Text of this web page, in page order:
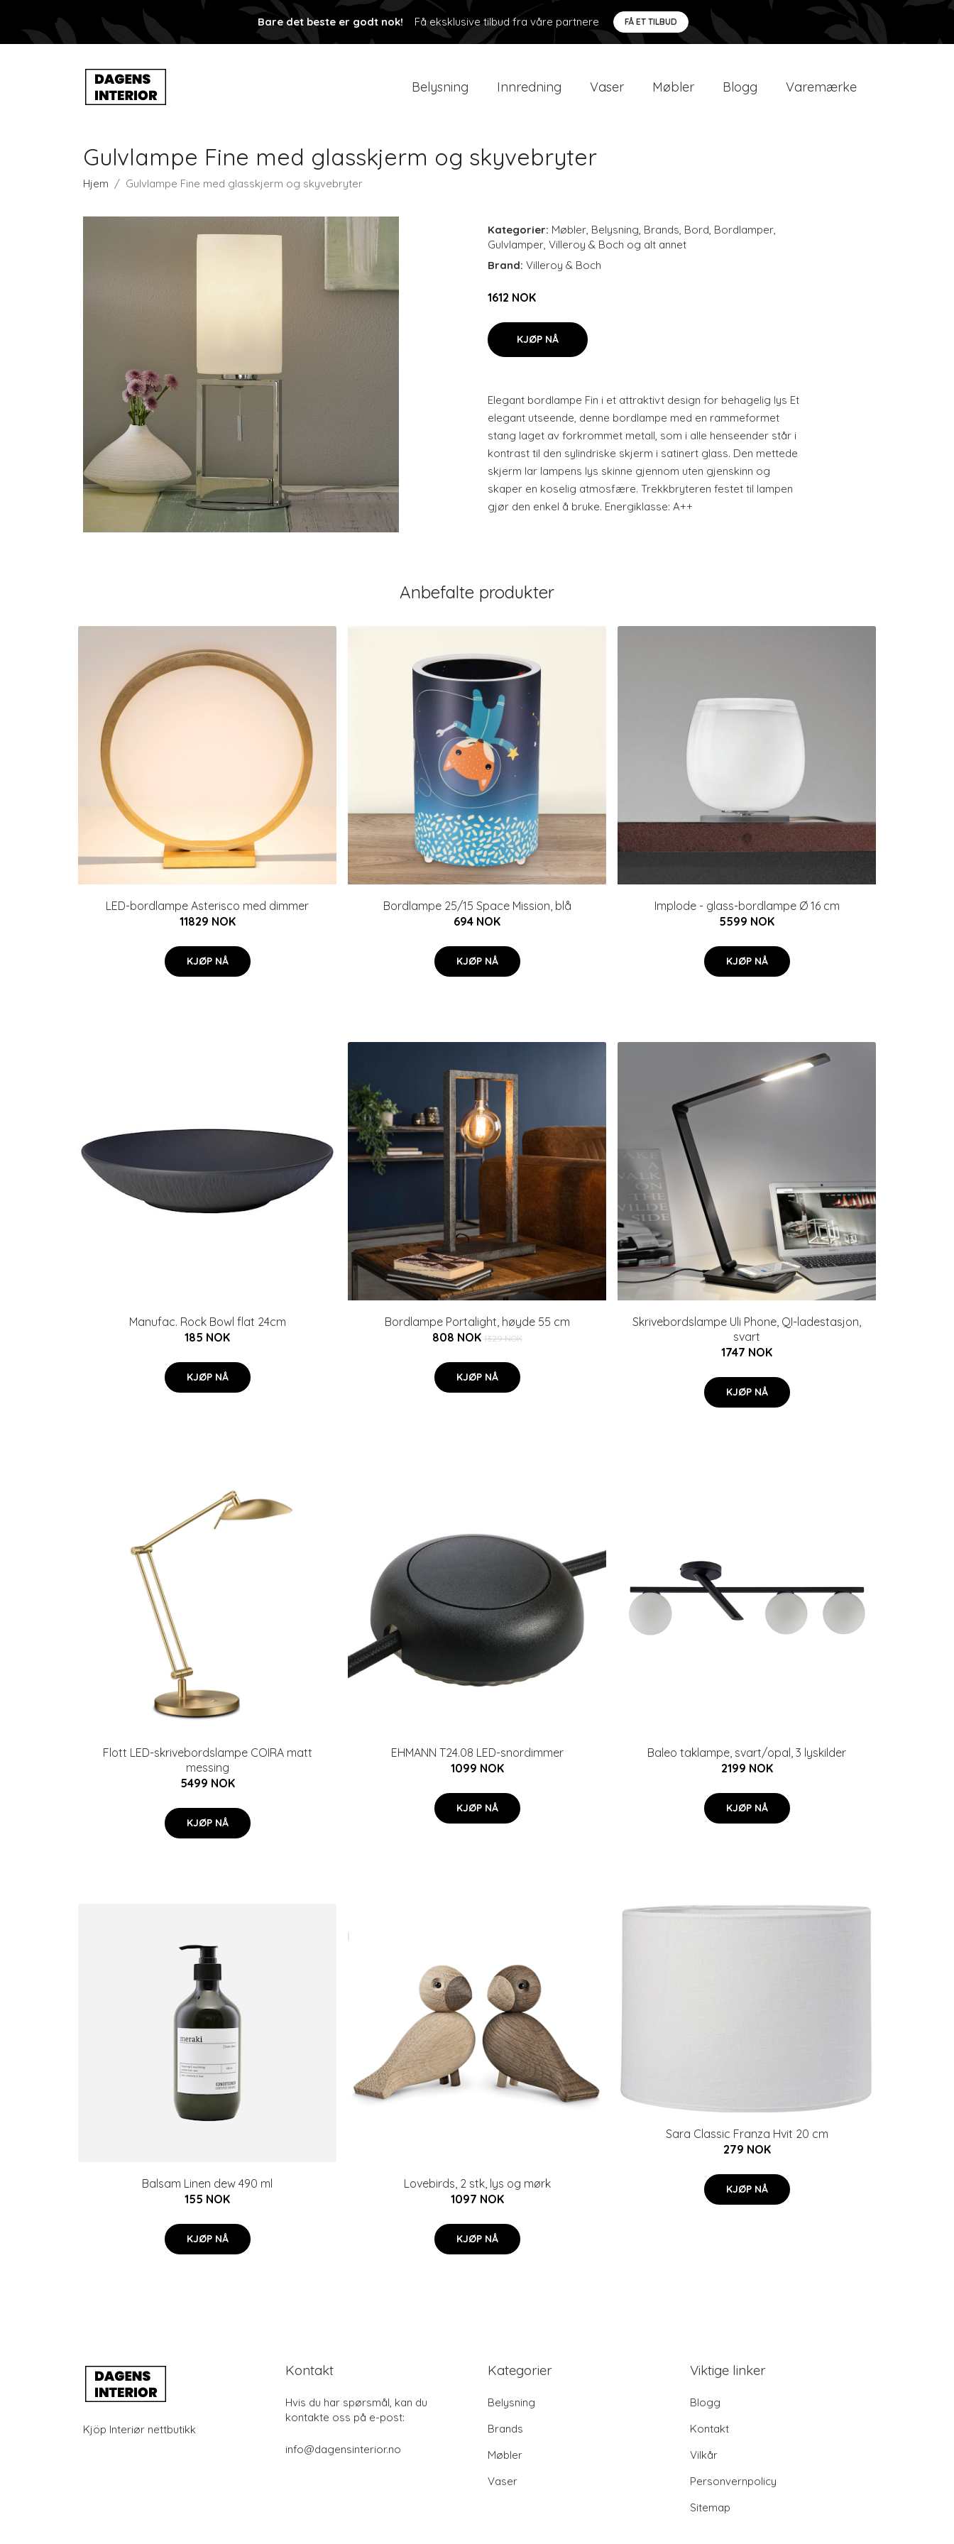
Bare det beste er godt nok! Få eksklusive tilbud fra våre partnere FÅ ET TILBUD
Belysning Innredning Vaser Møbler Blogg Varemærke
Gulvlampe Fine med glasskjerm og skyvebryter
Hjem Gulvlampe Fine med glasskjerm og skyvebryter
Kategorier: Møbler, Belysning, Brands, Bord, Bordlamper,
Gulvlamper, Villeroy & Boch og alt annet
Brand: Villeroy & Boch
1612 NOK
KJØP NÅ
Elegant bordlampe Fin i et attraktivt design for behagelig lys Et
elegant utseende, denne bordlampe med en rammeformet
stang laget av forkrommet metall, som i alle henseender står i
kontrast til den sylindriske skjerm i satinert glass. Den mettede
skjerm lar lampens lys skinne gjennom uten gjenskinn og
skaper en koselig atmosfære. Trekkbryteren festet til lampen
gjør den enkel å bruke. Energiklasse: A++
Anbefalte produkter
LED-bordlampe Asterisco med dimmer
11829 NOK
KJØP NÅ
Bordlampe 25/15 Space Mission, blå
694 NOK
KJØP NÅ
Implode - glass-bordlampe Ø 16 cm
5599 NOK
KJØP NÅ
Manufac. Rock Bowl flat 24cm
185 NOK
KJØP NÅ
Bordlampe Portalight, høyde 55 cm
808 NOK 1329 NOK
KJØP NÅ
Skrivebordslampe Uli Phone, QI-ladestasjon,
svart
1747 NOK
KJØP NÅ
Flott LED-skrivebordslampe COIRA matt
messing
5499 NOK
KJØP NÅ
EHMANN T24.08 LED-snordimmer
1099 NOK
KJØP NÅ
Baleo taklampe, svart/opal, 3 lyskilder
2199 NOK
KJØP NÅ
Balsam Linen dew 490 ml
155 NOK
KJØP NÅ
Lovebirds, 2 stk, lys og mørk
1097 NOK
KJØP NÅ
Sara Classic Franza Hvit 20 cm
279 NOK
KJØP NÅ
Kjöp Interiør nettbutikk
Kontakt
Hvis du har spørsmål, kan du
kontakte oss på e-post:
info@dagensinterior.no
Kategorier
Belysning
Brands
Møbler
Vaser
Viktige linker
Blogg
Kontakt
Vilkår
Personvernpolicy
Sitemap